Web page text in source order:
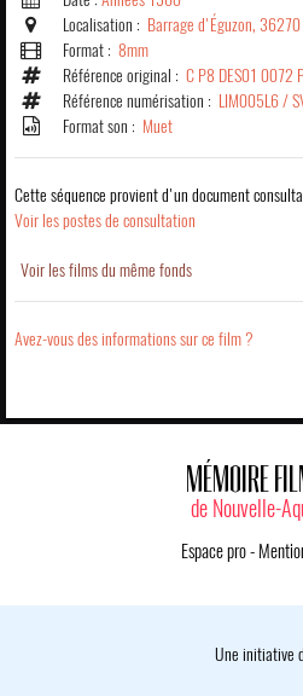
Localisation : Barrage d'Éguzon,
Format : 8mm
Référence original : C P8 DES01 0072
Référence numérisation : LIM005L6 /
Format son : Muet
Cette séquence provient d'un document
Voir les postes de consultation
Voir les films du même fonds
Avez-vous des informations sur ce film ?
MÉMOIRE
de Nouvelle-
Espace pro-
Une initiative